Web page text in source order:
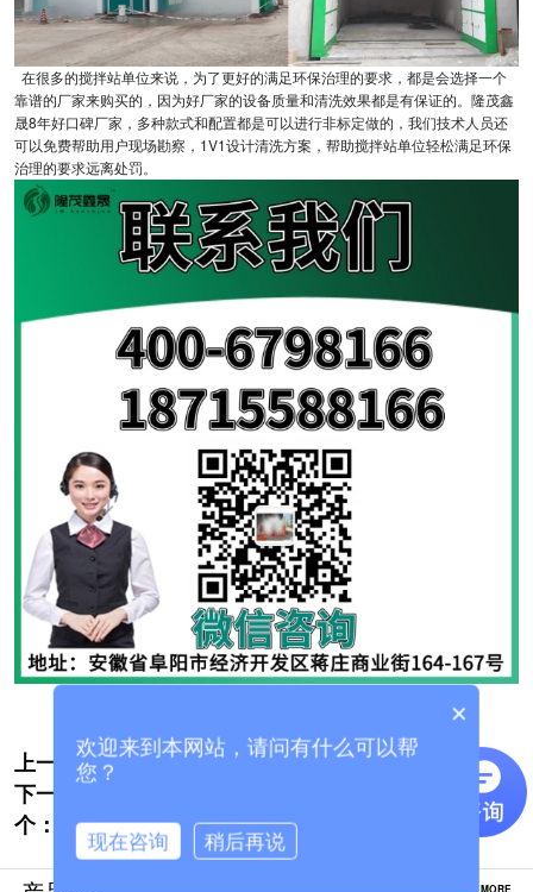
在很多的搅拌站单位来说，为了更好的满足环保治理的要求，都是会选择一个
靠谱的厂家来购买的，因为好厂家的设备质量和清洗效果都是有保证的。隆茂鑫
晟8年好口碑厂家，多种款式和配置都是可以进行非标定做的，我们技术人员还
可以免费帮助用户现场勘察，1V1设计清洗方案，帮助搅拌站单位轻松满足环保
治理的要求远离处罚。
上一个: 全自动洗车系统-电脑控制无需人工操作[隆
下一
个：
智能大巴洗车机-多种款式按需定制[隆茂鑫
晟]
×
欢迎来到本网站，请问有什么可以帮
您？
现在咨询 稍后再说